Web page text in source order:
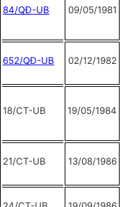
84/QĐ-UB 09/05/1981
652/QĐ-UB 02/12/1982
18/CT-UB 19/05/1984
21/CT-UB 13/08/1986